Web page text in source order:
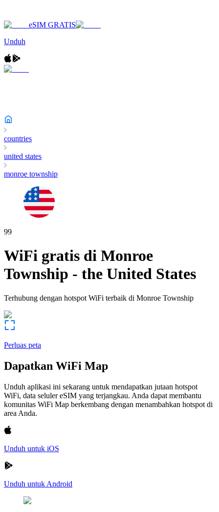
eSIM GRATIS
Unduh
countries
united states
monroe township
99
WiFi gratis di Monroe
Township - the United States
Terhubung dengan hotspot WiFi terbaik di Monroe Township
Perluas peta
Dapatkan WiFi Map
Unduh aplikasi ini sekarang untuk mendapatkan jutaan hotspot
WiFi, data seluler eSIM yang terjangkau. Anda dapat membantu
komunitas WiFi Map berkembang dengan menambahkan hotspot di
area Anda.
Unduh untuk iOS
Unduh untuk Android